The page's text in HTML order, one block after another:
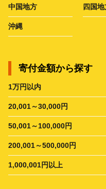
中国地方 四国
沖縄
寄付金額から探す
1万円以内
20,001～30,000円
50,001～100,000円
200,001～500,000円
1,000,001円以上